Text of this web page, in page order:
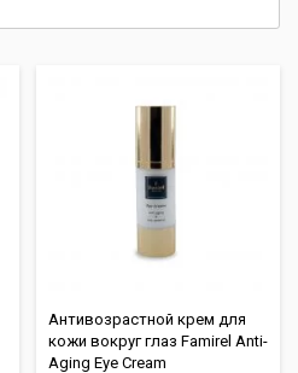
Антивозрастной крем для
кожи вокруг глаз Famirel Anti-
Aging Eye Cream